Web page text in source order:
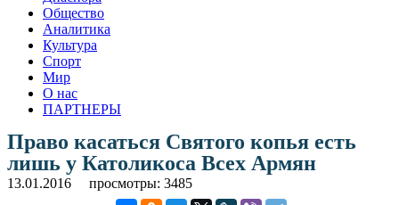
Общество
Аналитика
Культура
Спорт
Мир
О нас
ПАРТНЕРЫ
Право касаться Святого копья есть
лишь у Католикоса Всех Армян
13.01.2016 просмотры: 3485